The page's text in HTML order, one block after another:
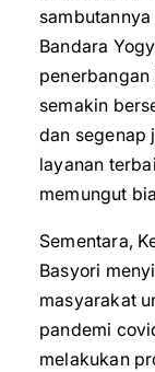
Bandara
penerbangan
semakin
dan segenap
layanan
memungut
Sementara,
Basyori
masyarakat
pandemi
melakukan